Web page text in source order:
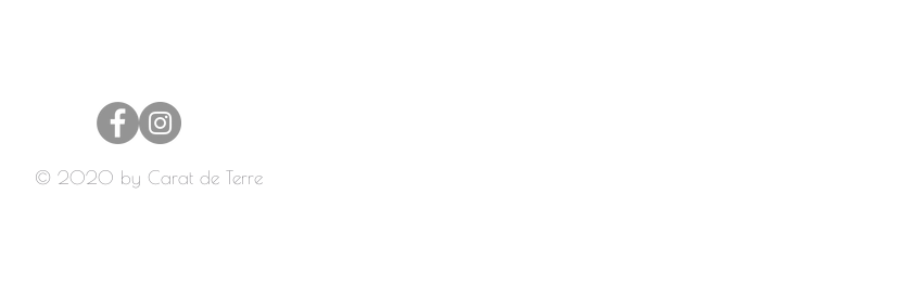
© 2020 by Carat de Terre